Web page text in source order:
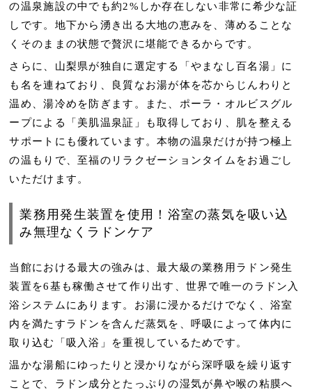
の温泉施設の中でも約2%しか存在しない非常に希少な証
しです。地下から湧き出る大地の恵みを、薄めることな
くそのままの状態で贅沢に堪能できるからです。
さらに、山梨県が独自に選定する「やまなし百名湯」に
も名を連ねており、良質なお湯が体を芯からじんわりと
温め、湯冷めを防ぎます。また、ポーラ・オルビスグル
ープによる「美肌温泉証」も取得しており、肌を整える
サポートにも優れています。本物の温泉だけが持つ極上
の温もりで、至福のリラクゼーションタイムをお過ごし
いただけます。
業務用発生装置を使用！浴室の蒸気を吸い込
み無理なくラドンケア
当館における最大の強みは、最大級の業務用ラドン発生
装置を6基も稼働させて作り出す、世界で唯一のラドン入
浴システムにあります。お湯に浸かるだけでなく、浴室
内を満たすラドンを含んだ蒸気を、呼吸によって体内に
取り込む「吸入浴」を重視しているためです。
温かな湯船にゆったりと浸かりながら深呼吸を繰り返す
ことで、ラドン成分とたっぷりの湿気が鼻や喉の粘膜へ